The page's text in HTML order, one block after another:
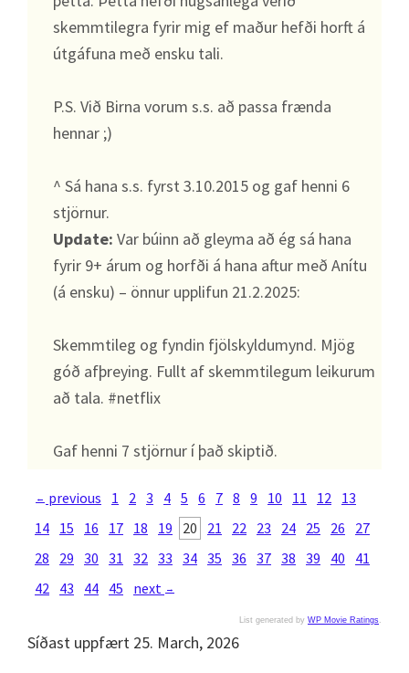
skemmtilegra fyrir mig ef maður hefði horft á
útgáfuna með ensku tali.
P.S. Við Birna vorum s.s. að passa frænda
hennar ;)
^ Sá hana s.s. fyrst 3.10.2015 og gaf henni 6
stjörnur.
Update: Var búinn að gleyma að ég sá hana
fyrir 9+ árum og horfði á hana aftur með Anítu
(á ensku) – önnur upplifun 21.2.2025:
Skemmtileg og fyndin fjölskyldumynd. Mjög
góð afþreying. Fullt af skemmtilegum leikurum
að tala. #netflix
Gaf henni 7 stjörnur í það skiptið.
← previous 1 2 3 4 5 6 7 8 9 10 11 12 13
14 15 16 17 18 19 20 21 22 23 24 25 26
27
28
29 30 31 32 33 34 35 36 37 38 39 40
41
42 43 44 45 next →
List generated by WP Movie Ratings.
Síðast uppfært 25. March, 2026